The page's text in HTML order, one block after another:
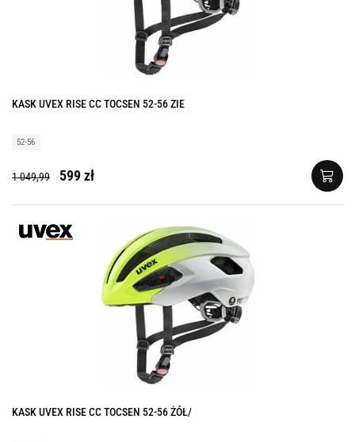
KASK UVEX RISE CC TOCSEN 52-56 ZIE
52-56
1 049,99 599 zł
KASK UVEX RISE CC TOCSEN 52-56 ŻÓŁ/